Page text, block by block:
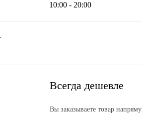
10:00 - 20:00
Всегда дешевле
Вы заказываете товар